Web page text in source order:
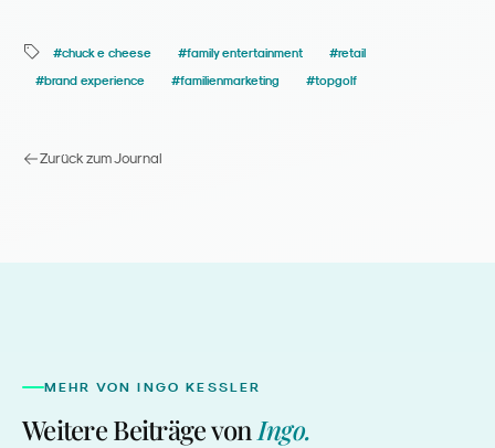
#chuck e cheese #family entertainment #retail
#brand experience #familienmarketing #topgolf
Zurück zum Journal
MEHR VONINGO KESSLER
Weitere Beiträge von Ingo.